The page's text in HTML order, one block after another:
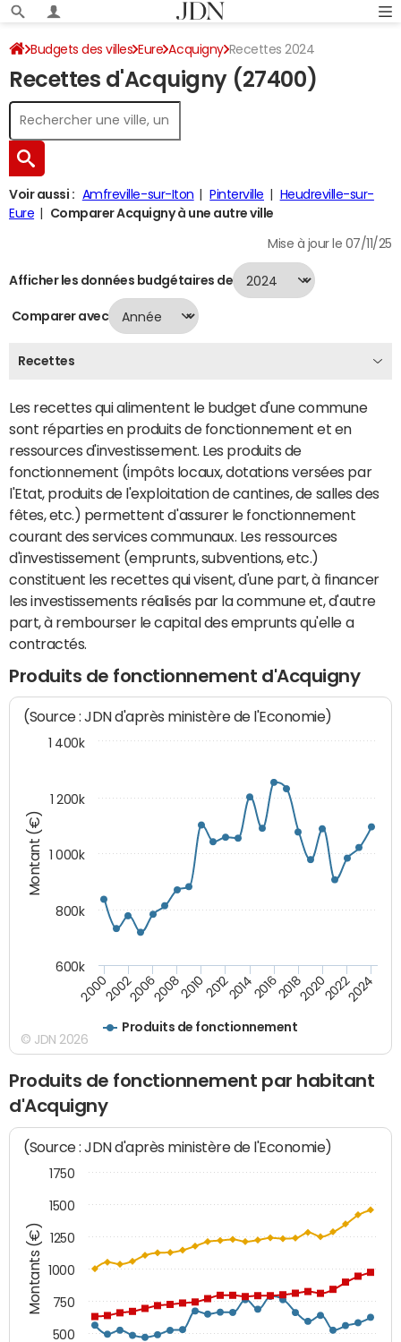
Budgets des villes Eure Acquigny Recettes 2024
Recettes d'Acquigny (27400)
Voir aussi : Amfreville-sur-Iton Pinterville
Heudreville-sur-
Eure
Comparer Acquigny à une autre ville
Mise à jour le 07/11/25
Afficher les données budgétaires de
Comparer avec
Recettes
Les recettes qui alimentent le budget d'une commune
sont réparties en produits de fonctionnement et en
ressources d'investissement. Les produits de
fonctionnement (impôts locaux, dotations versées par
l'Etat, produits de l'exploitation de cantines, de salles des
fêtes, etc.) permettent d'assurer le fonctionnement
courant des services communaux. Les ressources
d'investissement (emprunts, subventions, etc.)
constituent les recettes qui visent, d'une part, à financer
les investissements réalisés par la commune et, d'autre
part, à rembourser le capital des emprunts qu'elle a
contractés.
Produits de fonctionnement d'Acquigny
Montant (€)
(Source : JDN d'après ministère de l'Economie)
Produits de fonctionnement
200020022006200820102012201420162018202020222024
600k
800k
1 000k
1 200k
1 400k
© JDN 2026
Produits de fonctionnement par habitant
d'Acquigny
Montants (€)
(Source : JDN d'après ministère de l'Economie)
500
750
1000
1250
1500
1750